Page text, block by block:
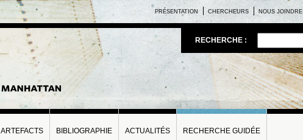
PRÉSENTATION CHERCHEURS NOUS JOINDRE
RECHERCHE :
ARTEFACTS BIBLIOGRAPHIE ACTUALITÉS RECHERCHE GUIDÉE